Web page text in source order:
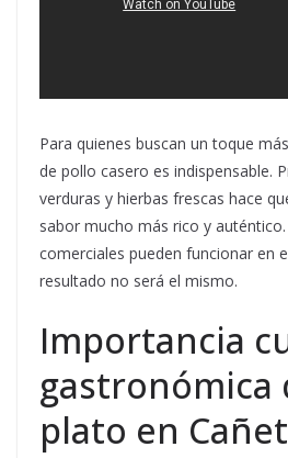
Para quienes buscan un toque
de pollo casero es indispensable.
verduras y hierbas frescas hace
sabor mucho más rico y
comerciales pueden funcionar en
resultado no será el mismo.
Importancia
gastronómica
plato en